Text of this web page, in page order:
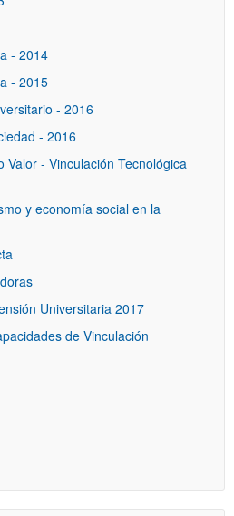
- 2014
- 2015
- 2016
- 2016
Valor - Vinculación Tecnológica
y economía social en la
Universitaria 2017
de Vinculación